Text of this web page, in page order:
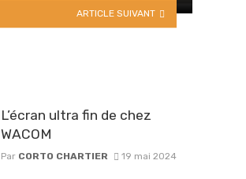
ARTICLE SUIVANT
L’écran ultra fin de chez
WACOM
Par CORTO CHARTIER 19 mai 2024